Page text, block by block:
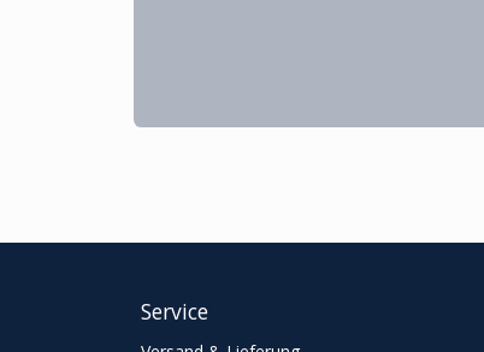
Service